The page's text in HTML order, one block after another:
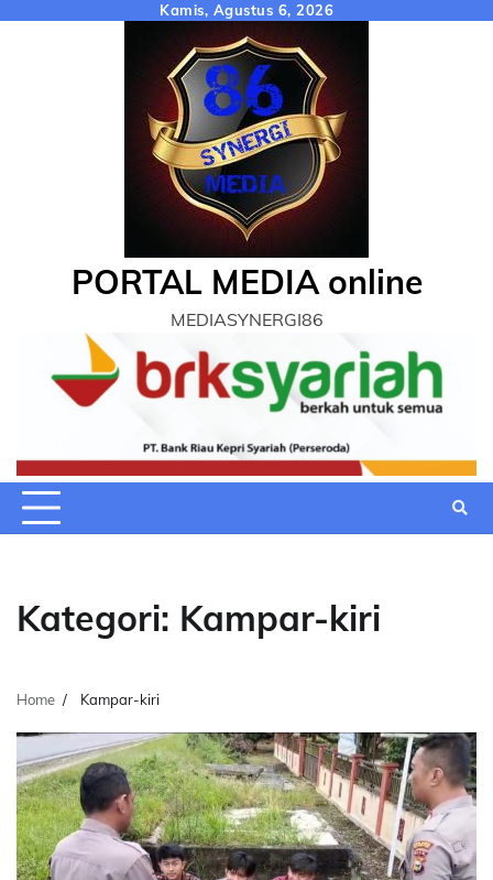
Kamis, Agustus 6, 2026
PORTAL MEDIA online
MEDIASYNERGI86
Kategori: Kampar-kiri
Home Kampar-kiri